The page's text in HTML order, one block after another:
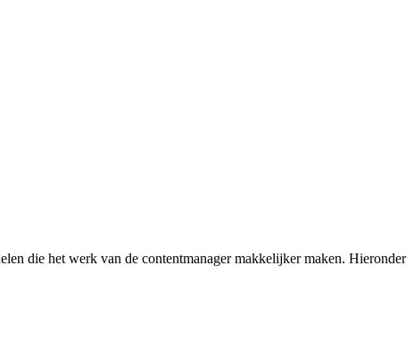
die het werk van de contentmanager makkelijker maken. Hieronder